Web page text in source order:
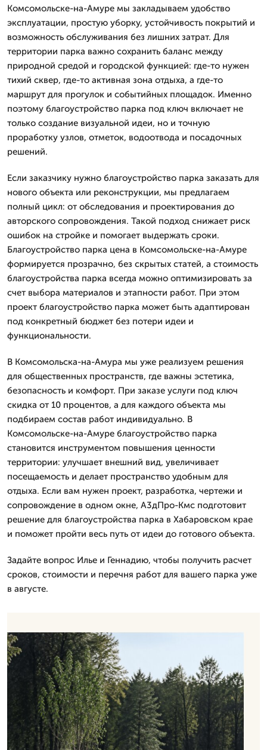
Комсомольске-на-Амуре мы закладываем удобство
эксплуатации, простую уборку, устойчивость покрытий и
возможность обслуживания без лишних затрат. Для
территории парка важно сохранить баланс между
природной средой и городской функцией: где-то нужен
тихий сквер, где-то активная зона отдыха, а где-то
маршрут для прогулок и событийных площадок. Именно
поэтому благоустройство парка под ключ включает не
только создание визуальной идеи, но и точную
проработку узлов, отметок, водоотвода и посадочных
решений.
Если заказчику нужно благоустройство парка заказать для
нового объекта или реконструкции, мы предлагаем
полный цикл: от обследования и проектирования до
авторского сопровождения. Такой подход снижает риск
ошибок на стройке и помогает выдержать сроки.
Благоустройство парка цена в Комсомольске-на-Амуре
формируется прозрачно, без скрытых статей, а стоимость
благоустройства парка всегда можно оптимизировать за
счет выбора материалов и этапности работ. При этом
проект благоустройство парка может быть адаптирован
под конкретный бюджет без потери идеи и
функциональности.
В Комсомольска-на-Амура мы уже реализуем решения
для общественных пространств, где важны эстетика,
безопасность и комфорт. При заказе услуги под ключ
скидка от 10 процентов, а для каждого объекта мы
подбираем состав работ индивидуально. В
Комсомольске-на-Амуре благоустройство парка
становится инструментом повышения ценности
территории: улучшает внешний вид, увеличивает
посещаемость и делает пространство удобным для
отдыха. Если вам нужен проект, разработка, чертежи и
сопровождение в одном окне, А3дПро-Кмс подготовит
решение для благоустройства парка в Хабаровском крае
и поможет пройти весь путь от идеи до готового объекта.
Задайте вопрос Илье и Геннадию, чтобы получить расчет
сроков, стоимости и перечня работ для вашего парка уже
в августе.